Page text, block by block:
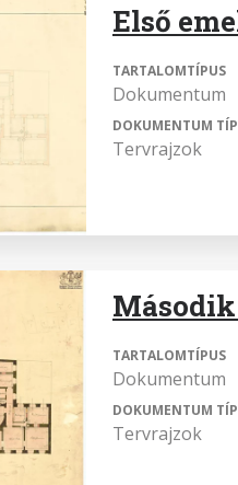
Első
TARTALOMTÍPUS
Dokumentum
DOKUMENTUM
Tervrajzok
TARTALOMTÍPUS
Dokumentum
DOKUMENTUM
Tervrajzok